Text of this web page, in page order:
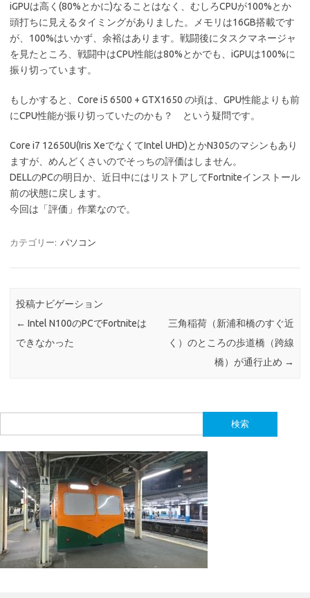
iGPUは高く(80%とかに)なることはなく、むしろCPUが100%とか
頭打ちに見えるタイミングがありました。メモリは16GB搭載です
が、100%はいかず、余裕はあります。戦闘後にタスクマネージャ
を見たところ、戦闘中はCPU性能は80%とかでも、iGPUは100%に
振り切っています。
もしかすると、Core i5 6500 + GTX1650 の頃は、GPU性能よりも前
にCPU性能が振り切っていたのかも？ という疑問です。
Core i7 12650U(Iris XeでなくてIntel UHD)とかN305のマシンもあり
ますが、めんどくさいのでそっちの評価はしません。
DELLのPCの明日か、近日中にはリストアしてFortniteインストール
前の状態に戻します。
今回は「評価」作業なので。
カテゴリー: パソコン
投稿ナビゲーション
← Intel N100のPCでFortniteは
できなかった
三角稲荷（新浦和橋のすぐ近
く）のところの歩道橋（跨線
橋）が通行止め →
索: